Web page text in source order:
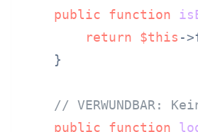
public
function
return
$this -
    }
// VERWUNDBAR:
public
function